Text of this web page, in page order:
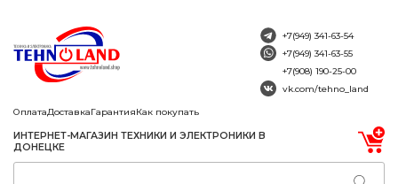
ОплатаДоставкаГарантияКак покупать
ИНТЕРНЕТ-МАГАЗИН ТЕХНИКИ И ЭЛЕКТРОНИКИ В
ДОНЕЦКЕ
+7(949) 341-63-54
+7(949) 341-63-55
+7(908) 190-25-00
vk.com/tehno_land